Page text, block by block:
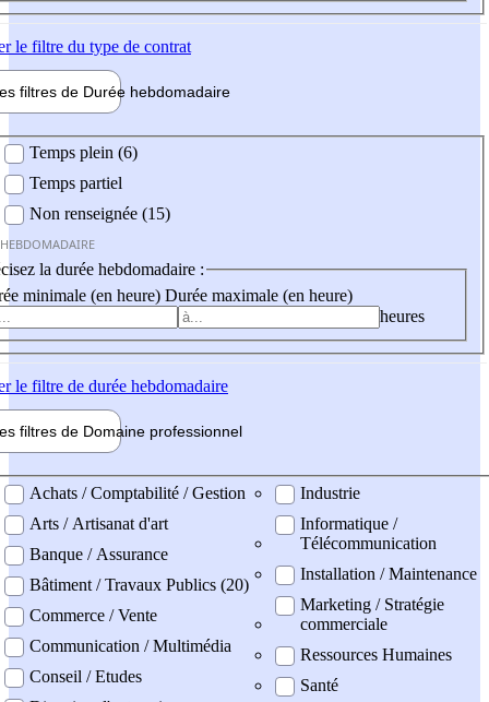
le filtre du type de contrat
filtres de Durée hebdomadaire
Temps plein (6)
Temps partiel
Non renseignée (15)
la durée hebdomadaire :
minimale (en heure) Durée maximale (en heure)
heures
le filtre de durée hebdomadaire
filtres de Domaine professionnel
professionel
Achats / Comptabilité / Gestion
Arts / Artisanat d'art
Banque / Assurance
Bâtiment / Travaux Publics (20)
Commerce / Vente
Communication / Multimédia
Conseil / Etudes
Industrie
Informatique /
Télécommunication
Installation / Maintenance
Marketing / Stratégie
commerciale
Ressources Humaines
Santé